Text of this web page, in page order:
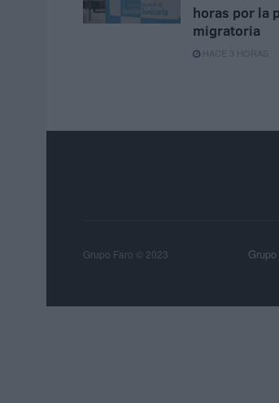
horas por la
migratoria
HACE 3 HORAS
Grupo Faro © 2023